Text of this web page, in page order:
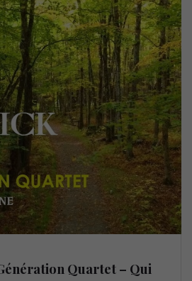
Quartet – Qui